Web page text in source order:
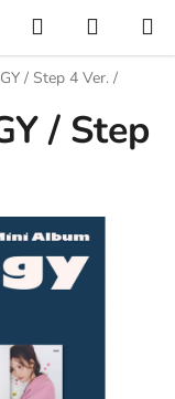
Hľadať
KOŠÍK
/ Step 4 Ver. /
/ Step